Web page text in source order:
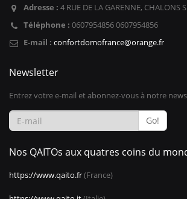
Adresse : 4 RUE DE LA GARENNE, CHALONS
Téléphone : 0607954856 0607954856
E-mail : confortdomofrance@orange.fr
Newsletter
Entrez votre e-mail et abonnez-vous à notre
Go!
Nos QAITOs aux quatres coins du
https://www.qaito.fr(France)